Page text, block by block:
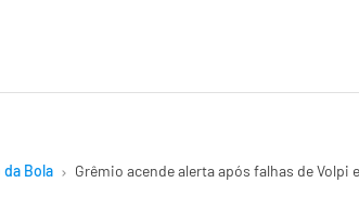
da Bola Grêmio acende alerta após falhas de Volpi